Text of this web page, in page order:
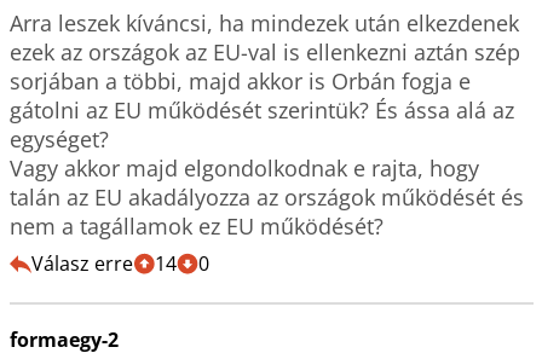
Arra leszek kíváncsi, ha mindezek után elkezdenek
ezek az országok az EU-val is ellenkezni aztán szép
sorjában a többi, majd akkor is Orbán fogja e
gátolni az EU működését szerintük? És ássa alá az
egységet?
Vagy akkor majd elgondolkodnak e rajta, hogy
talán az EU akadályozza az országok működését és
nem a tagállamok ez EU működését?
Válasz erre 14 0
formaegy-2